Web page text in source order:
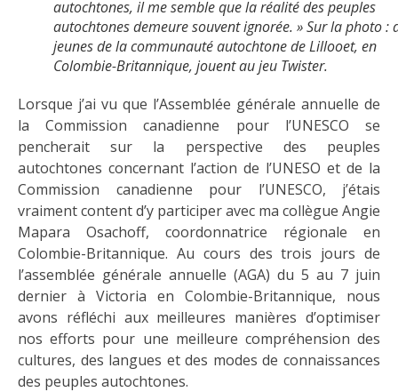
autochtones, il me semble que la réalité des peuples
autochtones demeure souvent ignorée. » Sur la photo :
jeunes de la communauté autochtone de Lillooet, en
Colombie-Britannique, jouent au jeu Twister.
Lorsque j’ai vu que l’Assemblée générale annuelle de
la Commission canadienne pour l’UNESCO se
pencherait sur la perspective des peuples
autochtones concernant l’action de l’UNESO et de la
Commission canadienne pour l’UNESCO, j’étais
vraiment content d’y participer avec ma collègue Angie
Mapara Osachoff, coordonnatrice régionale en
Colombie-Britannique. Au cours des trois jours de
l’assemblée générale annuelle (AGA) du 5 au 7 juin
dernier à Victoria en Colombie-Britannique, nous
avons réfléchi aux meilleures manières d’optimiser
nos efforts pour une meilleure compréhension des
cultures, des langues et des modes de connaissances
des peuples autochtones.